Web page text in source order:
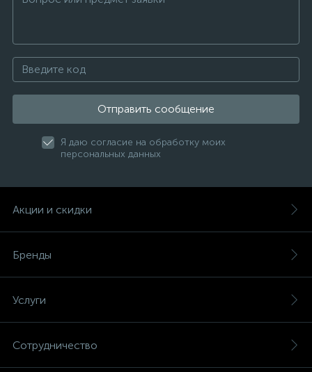
Отправить сообщение
Я даю согласие на обработку моих
персональных данных
Акции и скидки
Бренды
Услуги
Сотрудничество